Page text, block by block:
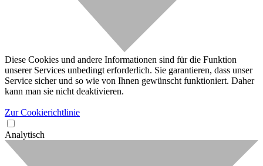
Diese Cookies und andere Informationen sind für die Funktion
unserer Services unbedingt erforderlich. Sie garantieren, dass unser
Service sicher und so wie von Ihnen gewünscht funktioniert. Daher
kann man sie nicht deaktivieren.
Zur Cookierichtlinie
Analytisch